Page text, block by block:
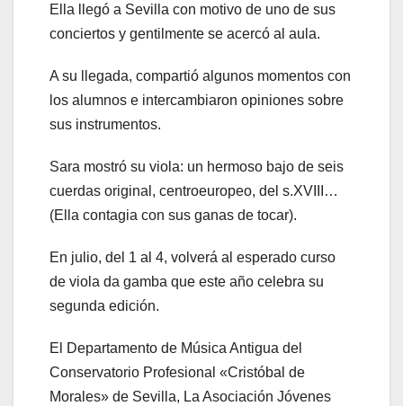
Ella llegó a Sevilla con motivo de uno de sus
conciertos y gentilmente se acercó al aula.
A su llegada, compartió algunos momentos con
los alumnos e intercambiaron opiniones sobre
sus instrumentos.
Sara mostró su viola: un hermoso bajo de seis
cuerdas original, centroeuropeo, del s.XVIII…
(Ella contagia con sus ganas de tocar).
En julio, del 1 al 4, volverá al esperado curso
de viola da gamba que este año celebra su
segunda edición.
El Departamento de Música Antigua del
Conservatorio Profesional «Cristóbal de
Morales» de Sevilla, La Asociación Jóvenes